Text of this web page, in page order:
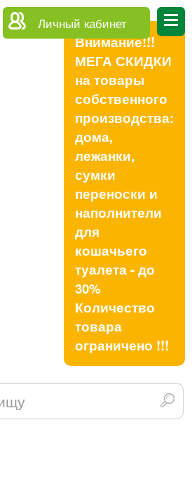
Личный кабинет
Внимание!!!
МЕГА СКИДКИ
на товары
собственного
производства:
дома,
лежанки,
сумки
переноски и
наполнители
для
кошачьего
туалета - до
30%
Количество
товара
ограничено !!!